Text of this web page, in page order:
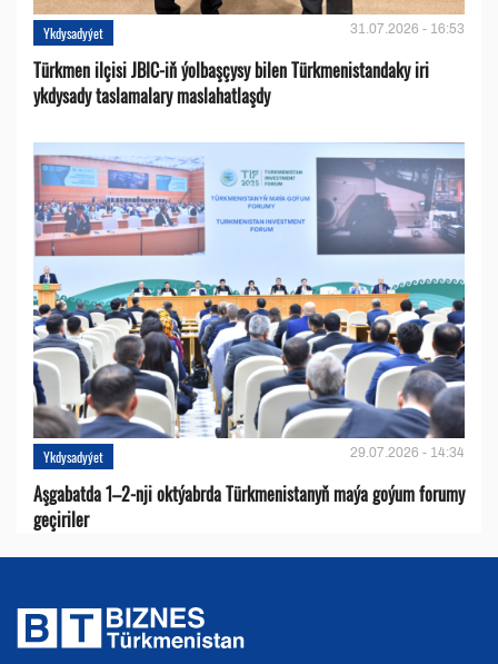
Ykdysadyýet 31.07.2026 - 16:53
Türkmen ilçisi JBIC-iň ýolbaşçysy bilen Türkmenistandaky iri
ykdysady taslamalary maslahatlaşdy
Ykdysadyýet 29.07.2026 - 14:34
Aşgabatda 1–2-nji oktýabrda Türkmenistanyň maýa goýum forumy
geçiriler